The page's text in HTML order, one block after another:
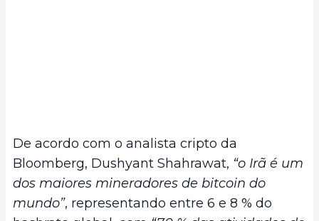
De acordo com o analista cripto da
Bloomberg, Dushyant Shahrawat, “o Irã é um
dos maiores mineradores de bitcoin do
mundo”, representando entre 6 e 8 % do